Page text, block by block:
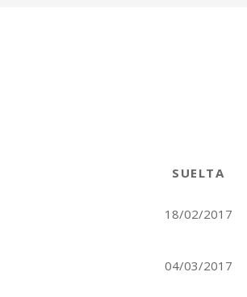
SUELTA
18/02/2017
04/03/2017